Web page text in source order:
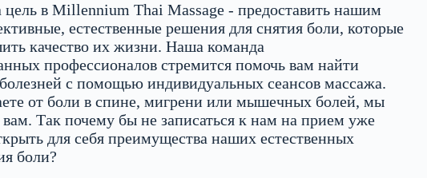
в Millennium Thai Massage - предоставить нашим
естественные решения для снятия боли, которые
качество их жизни. Наша команда
профессионалов стремится помочь вам найти
с помощью индивидуальных сеансов массажа.
от боли в спине, мигрени или мышечных болей, мы
Так почему бы не записаться к нам на прием уже
для себя преимущества наших естественных
боли?